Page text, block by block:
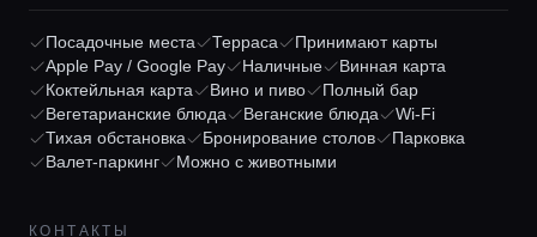
Главная
Посадочные места Терраса
Принимают карты
Apple Pay / Google Pay
Наличные
Винная карта
Коктейльная карта
Вино и пиво
Полный бар
Вегетарианские блюда
Веганские блюда
Wi-Fi
Тихая обстановка
Бронирование столов
Парковка
Валет-паркинг
Можно с животными
КОНТАКТЫ